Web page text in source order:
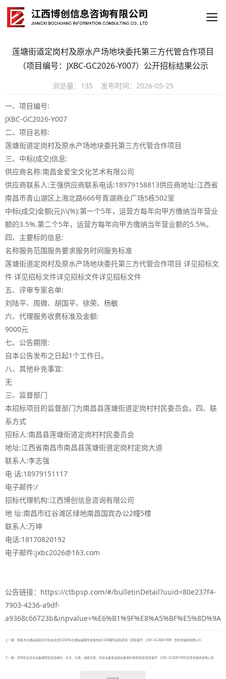
莲塘街道定岗村及原水产场地块委托第三方代管合作项目
（项目编号：JXBC-GC2026-Y007）公开招标结果公示
浏览量： 135 发布时间： 2026-05-25
一、项目编号:
JXBC-GC2026-Y007
二、项目名称:
莲塘街道定岗村及原水产场地块委托第三方代管合作项目
三、中标(成交)信息:
供应商名称:南昌金爱宝文化艺术有限公司
供应商联系人:王强供应商联系电话:18979158813供应商地址:江西省
南昌市青山湖区上海北路666号青湖商业广场5栋502室
中标(成交)金额(元)\\(%):第一个5年，运营方每年向甲方缴纳当年营业
额的3.5%.第二个5年，运营方每年向甲方缴纳当年营业额的5.5%。
四、主要标的信息:
名称服务范围服务要求服务时间服务标准
莲塘街道定岗村及原水产场地块委托第三方代管合作项目 详见招标文
件 详见招标文件详见招标文件详见招标文件
五、评审专家名单:
刘陆平、周微、胡国平、徐荣、杨敏
六、代理服务收费标准及金额:
9000元
七、公告期限:
自本公告发布之日起1个工作日。
八、其他补充事宜:
无
三、监督部门
本招标项目的监督部门为南昌县莲塘街道定岗村村民委员会。四、联
系方式
招标人:南昌县莲塘街道定岗村村民委员会
地址:江西省南昌市南昌县莲塘街道定岗村定岗大道
联系人:李志强
电 话:18979151117
电子邮件:/
招标代理机构:江西博创信息咨询有限公司
地 址:南昌市红谷滩区绿地南昌国宾办公2幢5楼
联系人:万坤
电话:18170820192
电子邮件:jxbc2026@163.com
公告链接：https://ctbpsp.com/#/bulletinDetail?uuid=80e237f4-
7903-4236-a9df-
上一篇：南昌市交通运输综合行政执法支队2026年交通运输服务监督电话12328服务采购项目（项目编号：JXBC-GC2026-Y008）竞争性磋商结果公示
下一篇：2026年信息化设备保障及机房维护、水文、水质、电缆光缆、声纹设备等设施设备维护采购项目(项目编号：JXBC-GC2026-Y005)竞争性磋商采购公告